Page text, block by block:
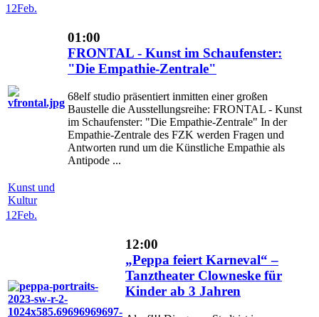
12Feb.
01:00
FRONTAL - Kunst im Schaufenster:
"Die Empathie-Zentrale"
68elf studio präsentiert inmitten einer großen
Baustelle die Ausstellungsreihe: FRONTAL - Kunst
im Schaufenster: "Die Empathie-Zentrale" In der
Empathie-Zentrale des FZK werden Fragen und
Antworten rund um die Künstliche Empathie als
Antipode ...
Kunst und
Kultur
12Feb.
12:00
„Peppa feiert Karneval“ –
Tanztheater Clowneske für
Kinder ab 3 Jahren